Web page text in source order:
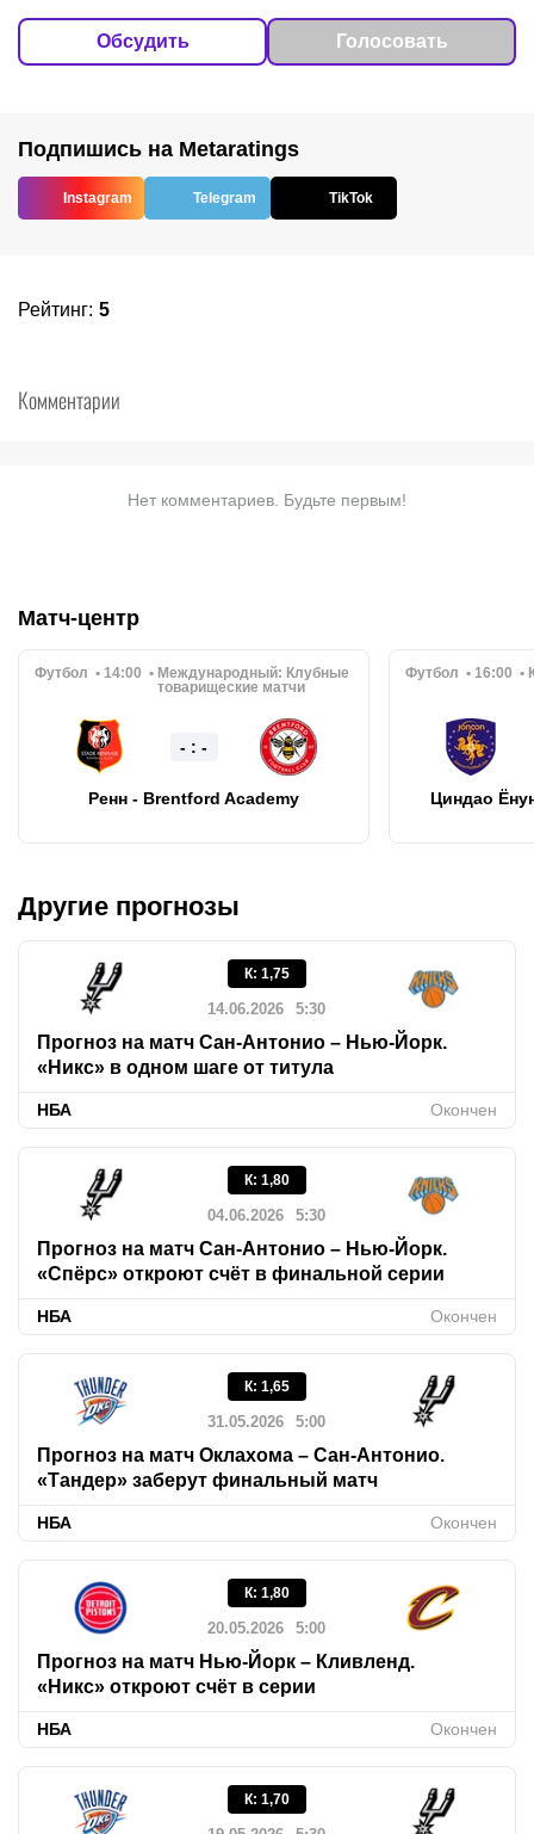
Обсудить Голосовать
Подпишись на Metaratings
Instagram Telegram TikTok
Рейтинг: 5
Комментарии
Нет комментариев. Будьте первым!
Матч-центр
Футбол 14:00 Международный: Клубные
товарищеские матчи
- : -
Ренн - Brentford Academy
Футбол 16:00
Циндао
Другие прогнозы
К: 1,75
14.06.2026 5:30
Прогноз на матч Сан-Антонио – Нью-Йорк.
«Никс» в одном шаге от титула
НБА Окончен
К: 1,80
04.06.2026 5:30
Прогноз на матч Сан-Антонио – Нью-Йорк.
«Спёрс» откроют счёт в финальной серии
НБА Окончен
К: 1,65
31.05.2026 5:00
Прогноз на матч Оклахома – Сан-Антонио.
«Тандер» заберут финальный матч
НБА Окончен
К: 1,80
20.05.2026 5:00
Прогноз на матч Нью-Йорк – Кливленд.
«Никс» откроют счёт в серии
НБА Окончен
К: 1,70